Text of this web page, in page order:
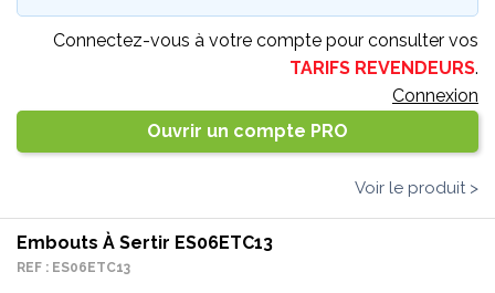
Connectez-vous à votre compte pour consulter vos
TARIFS REVENDEURS.
Connexion
Ouvrir un compte PRO
Voir le produit >
Embouts À Sertir ES06ETC13
REF : ES06ETC13